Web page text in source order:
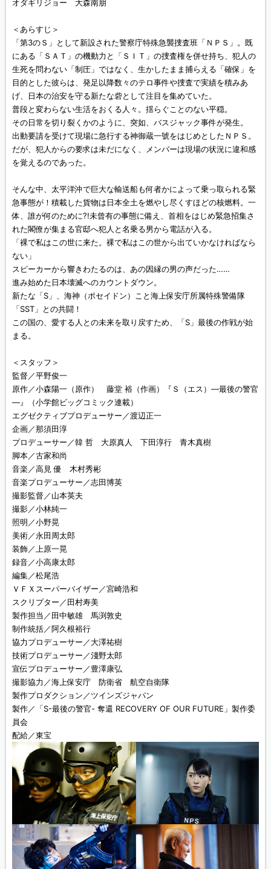
オダギリジョー 大森南朋
＜あらすじ＞
「第3のＳ」として新設された警察庁特殊急襲捜査班「ＮＰＳ」。既
にある「ＳＡＴ」の機動力と「ＳＩＴ」の捜査権を併せ持ち、犯人の
生死を問わない「制圧」ではなく、生かしたまま捕らえる「確保」を
目的とした彼らは、発足以降数々のテロ事件や捜査で実績を積みあ
げ、日本の治安を守る新たな砦として注目を集めていた。
普段と変わらない生活をおくる人々。揺らぐことのない平穏。
その日常を切り裂くかのように、突如、バスジャック事件が発生。
出動要請を受けて現場に急行する神御蔵一號をはじめとしたＮＰＳ。
だが、犯人からの要求は未だになく、メンバーは現場の状況に違和感
を覚えるのであった。
そんな中、太平洋沖で巨大な輸送船も何者かによって乗っ取られる緊
急事態が！積載した貨物は日本全土を燃やし尽くすほどの核燃料。一
体、誰が何のために?!未曾有の事態に備え、首相をはじめ緊急招集さ
れた閣僚が集まる官邸へ犯人と名乗る男から電話が入る。
「裸で私はこの世に来た。裸で私はこの世から出ていかなければなら
ない」
スピーカーから響きわたるのは、あの因縁の男の声だった……
進み始めた日本壊滅へのカウントダウン。
新たな「S」、海神（ポセイドン）こと海上保安庁所属特殊警備隊
「SST」との共闘！
この国の、愛する人との未来を取り戻すため、「S」最後の作戦が始
まる。
＜スタッフ＞
監督／平野俊一
原作／小森陽一（原作） 藤堂 裕（作画）『Ｓ（エス）—最後の警官
—』（小学館ビッグコミック連載）
エグゼクティブプロデューサー／渡辺正一
企画／那須田淳
プロデューサー／韓 哲 大原真人 下田淳行 青木真樹
脚本／古家和尚
音楽／高見 優 木村秀彬
音楽プロデューサー／志田博英
撮影監督／山本英夫
撮影／小林純一
照明／小野晃
美術／永田周太郎
装飾／上原一晃
録音／小高康太郎
編集／松尾浩
ＶＦＸスーパーバイザー／宮崎浩和
スクリプター／田村寿美
製作担当／田中敏雄 馬渕敦史
制作統括／阿久根裕行
協力プロデューサー／大澤祐樹
技術プロデューサー／淺野太郎
宣伝プロデューサー／豊澤康弘
撮影協力／海上保安庁 防衛省 航空自衛隊
製作プロダクション／ツインズジャパン
製作／「S-最後の警官- 奪還 RECOVERY OF OUR FUTURE」製作委
員会
配給／東宝